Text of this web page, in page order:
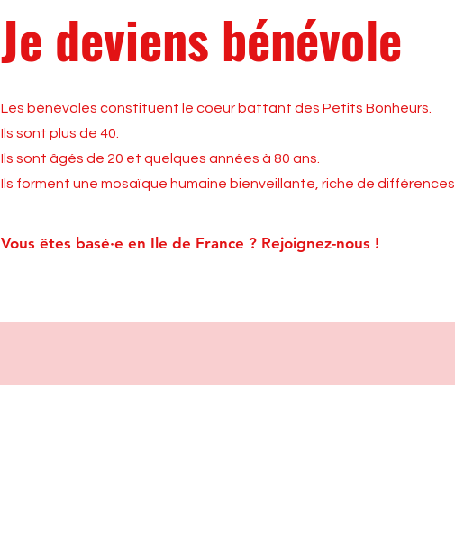
Je deviens bénévole
Les bénévoles constituent le coeur battant des Petits Bonheurs.
Ils sont plus de 40.
Ils sont âgés de 20 et quelques années à 80 ans.
Ils forment une mosaïque humaine bienveillante, riche de différences.
Vous êtes basé·e en Ile de France ? Rejoignez-nous !